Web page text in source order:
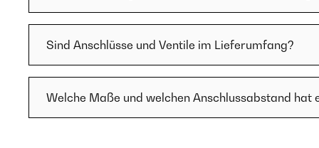
Sind Anschlüsse und Ventile im Lieferumfang?
Welche Maße und welchen Anschlussabstand hat